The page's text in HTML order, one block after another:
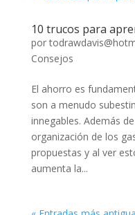
10 trucos para
por
Consejos
El ahorro es
son a menudo
innegables. Además
organización de los
propuestas y al ver
aumenta la...